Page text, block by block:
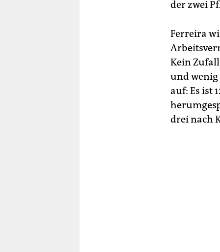
der zwei
Ferreira
Kein
und wenig
auf: Es ist
drei nach